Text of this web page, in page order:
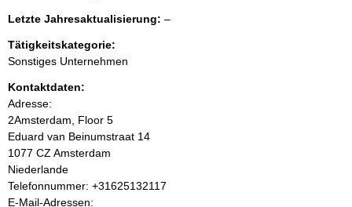
n
i
n
h
a
l
Letzte Jahresaktualisierung: –l
Tätigkeitskategorie:
Sonstiges Unternehmen
Kontaktdaten:
Adresse:
2Amsterdam, Floor 5
Eduard van Beinumstraat 14
1077 CZ Amsterdam
Niederlande
K
o
Telefonnummer: +31625132117
E-Mail-Adressen: